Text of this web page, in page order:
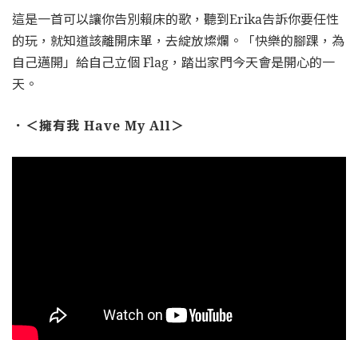
這是一首可以讓你告別賴床的歌，聽到Erika告訴你要任性
的玩，就知道該離開床單，去綻放燦爛。「快樂的腳踝，為
自己邁開」給自己立個 Flag，踏出家門今天會是開心的一
天。
．＜擁有我 Have My All＞